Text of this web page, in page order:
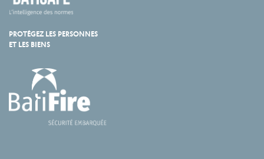
PROTÉGEZ LES PERSONNES
ET LES BIENS